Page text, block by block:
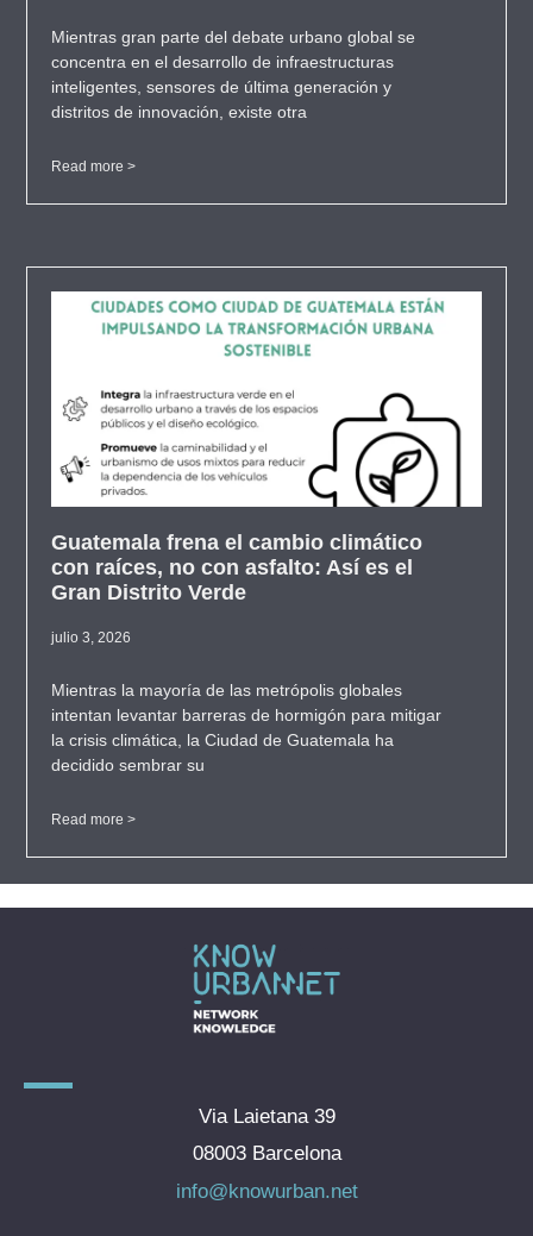
Mientras gran parte del debate urbano global se
concentra en el desarrollo de infraestructuras
inteligentes, sensores de última generación y
distritos de innovación, existe otra
Read more >
Guatemala frena el cambio climático
con raíces, no con asfalto: Así es el
Gran Distrito Verde
julio 3, 2026
Mientras la mayoría de las metrópolis globales
intentan levantar barreras de hormigón para mitigar
la crisis climática, la Ciudad de Guatemala ha
decidido sembrar su
Read more >
Via Laietana 39
08003 Barcelona
info@knowurban.net